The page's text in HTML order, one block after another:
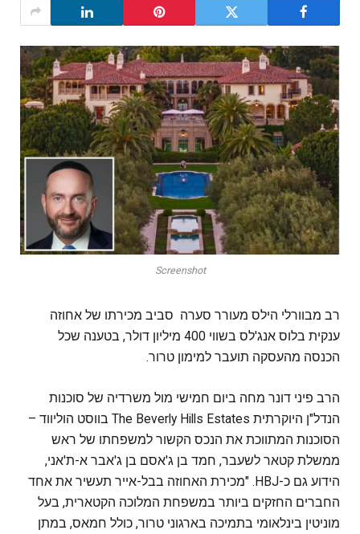
Screenshot
רב מבוורלי הילס מעורר סערה סביב מכירתו של אחוזה
ענקית בלוס אנג'לס בשווי 400 מיליון דולר, בטענה שכל
הכנסה מהעסקה תועבר למימון טרור.
הרב פיני דונר מחה ביום חמישי מול משרדיה של סוכנות
הנדל"ן היוקרתית The Beverly Hills Estates בווסט הוליווד –
הסוכנות המתווכת את הנכס הקשור למשפחתו של ראש
ממשלת קטאר לשעבר, חמד בן ג'אסם בן ג'אבר א-ת'אני,
הידוע גם כ-HBJ. "מכירת האחוזה בבל-אייר תעשיר את אחד
החברים החזקים ביותר במשפחת המלוכה הקטארית, בעל
מוניטין בינלאומי בתמיכה בארגוני טרור, כולל חמאס, במתן